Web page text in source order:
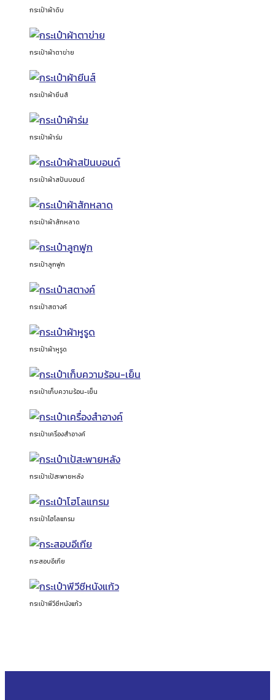
กระเป๋าผ้าดิบ
กระเป๋าผ้าตาข่าย
กระเป๋าผ้ายีนส์
กระเป๋าผ้าร่ม
กระเป๋าผ้าสปันบอนด์
กระเป๋าผ้าสักหลาด
กระเป๋าลูกฟูก
กระเป๋าสตางค์
กระเป๋าผ้าหูรูด
กระเป๋าเก็บความร้อน-เย็น
กระเป๋าเครื่องสำอางค์
กระเป๋าเป้สะพายหลัง
กระเป๋าโฮโลแกรม
กระสอบอีเกีย
กระเป๋าพีวีซีหนังแก้ว